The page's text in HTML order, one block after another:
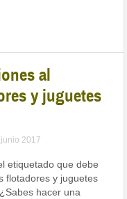
al
y juguetes
2017
etiquetado que debe
flotadores y juguetes
hacer una